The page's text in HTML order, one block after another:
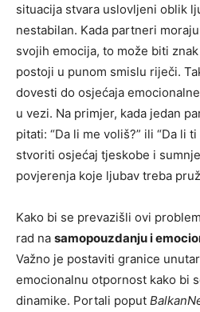
situacija stvara uslovljeni oblik
nestabilan. Kada partneri
svojih emocija, to može biti
postoji u punom smislu riječi.
dovesti do osjećaja
u vezi. Na primjer, kada jedan
pitati: “Da li me voliš?” ili “Da li
stvoriti osjećaj tjeskobe i
povjerenja koje ljubav treba
Kako bi se prevazišli ovi
rad na samopouzdanju i
Važno je postaviti granice
emocionalnu otpornost kako bi
dinamike. Portali poput